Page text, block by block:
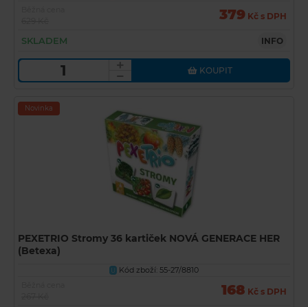
379 Kč s DPH
SKLADEM INFO
KOUPIT
Novinka
PEXETRIO Stromy 36 kartiček NOVÁ GENERACE HER
(Betexa)
U
Kód zboží: 55-27/8810
168 Kč s DPH